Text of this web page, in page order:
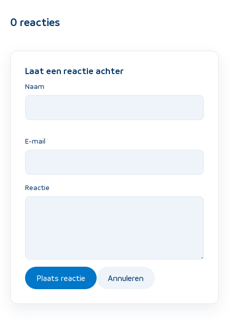
0 reacties
Laat een reactie achter
Naam
E-mail
Reactie
Plaats reactie Annuleren